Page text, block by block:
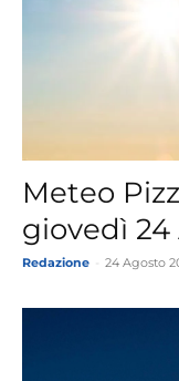
Meteo
giovedì 24
Redazione 24 Agosto